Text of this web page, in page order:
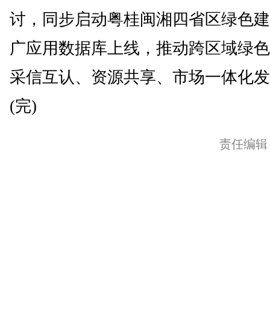
讨，同步启动粤桂闽湘四省区绿色
广应用数据库上线，推动跨区域绿
采信互认、资源共享、市场一体化
(完)
责任编